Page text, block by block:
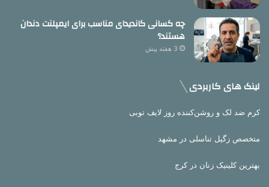
چه کسانی کاندیدای مناسب برای ایمپلنت دندان
هستند؟
3 هفته پیش
لینک های کاربردی
کرم ضد لک و روشن‌کننده روز لایف توبی
متخصص زگیل تناسلی در مشهد
بهترین کلینیک زنان در کرج